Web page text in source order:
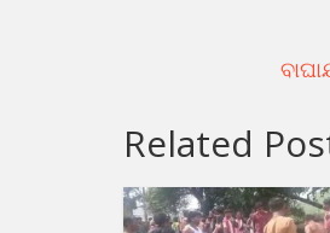
Related